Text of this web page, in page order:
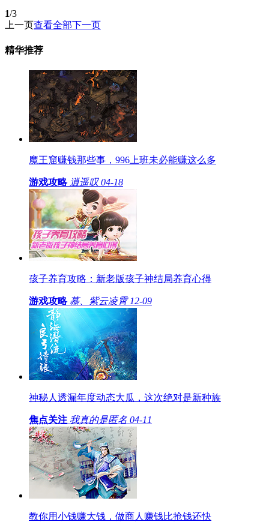
1/3
上一页查看全部下一页
精华推荐
魔王窟赚钱那些事，996上班未必能赚这么多
游戏攻略 逍遥叹 04-18
孩子养育攻略：新老版孩子神结局养育心得
游戏攻略 慕、紫云凌霄 12-09
神秘人透漏年度动态大瓜，这次绝对是新种族
焦点关注 我真的是匿名 04-11
教你用小钱赚大钱，做商人赚钱比抢钱还快